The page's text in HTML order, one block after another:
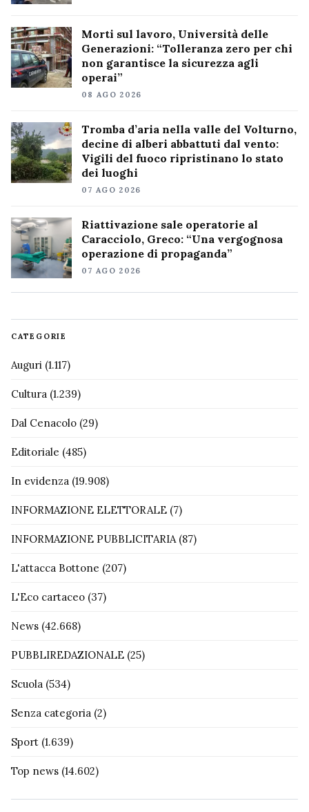
Morti sul lavoro, Università delle
Generazioni: “Tolleranza zero per chi
non garantisce la sicurezza agli
operai”
08 AGO 2026
Tromba d’aria nella valle del Volturno,
decine di alberi abbattuti dal vento:
Vigili del fuoco ripristinano lo stato
dei luoghi
07 AGO 2026
Riattivazione sale operatorie al
Caracciolo, Greco: “Una vergognosa
operazione di propaganda”
07 AGO 2026
CATEGORIE
Auguri (1.117)
Cultura (1.239)
Dal Cenacolo (29)
Editoriale (485)
In evidenza (19.908)
INFORMAZIONE ELETTORALE (7)
INFORMAZIONE PUBBLICITARIA(87)
L'attacca Bottone (207)
L'Eco cartaceo (37)
News (42.668)
PUBBLIREDAZIONALE (25)
Scuola (534)
Senza categoria (2)
Sport (1.639)
Top news (14.602)